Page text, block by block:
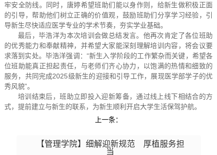
牢安全防线。同时，唐婷希望班助们能以身作则，给新生做积极正面
的引导，帮助他们树立正确的价值观，鼓励班助们分享学习经验，引
导新生尽快适应医学专业的学术节奏，夯实学业基础。
最后，毕浩洋为本次培训会做总结发言。他再次肯定了各位班助
的优秀能力和奉献精神，并希望大家能深刻理解培训内容，将会议要
求落到实处。毕浩洋强调：“新生入学阶段的工作繁杂而关键，希望各
位班助能真正担起责任，与老师们齐心协力，以饱满的热情和细致的
服务，共同完成2025级新生的迎接和引导工作，展现医学部学子的优
秀风貌”。
培训结束后，班助立即投入迎新筹备，通过线上线下相结合的方
式，提前建立与新生的联系，为新生顺利开启大学生活保驾护航。
上一条：
【管理学院】细解迎新规范 厚植服务担
当